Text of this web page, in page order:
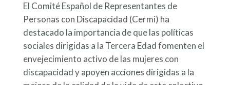
El Comité Español de Representantes de
Personas con Discapacidad (Cermi) ha
destacado la importancia de que las políticas
sociales dirigidas a la Tercera Edad fomenten el
envejecimiento activo de las mujeres con
discapacidad y apoyen acciones dirigidas a la